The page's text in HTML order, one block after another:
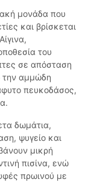
μονάδα που
και βρίσκεται
του
σε απόσταση
την αμμώδη
πευκοδάσος,
δωμάτια,
ψυγείο και
μικρή
πισίνα, ενώ
πρωινού με